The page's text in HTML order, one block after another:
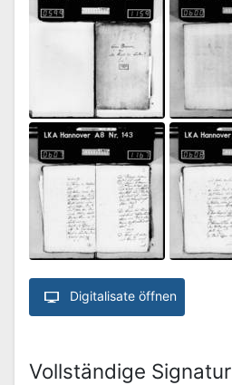
Digitalisate öffnen
Vollständige Signatur